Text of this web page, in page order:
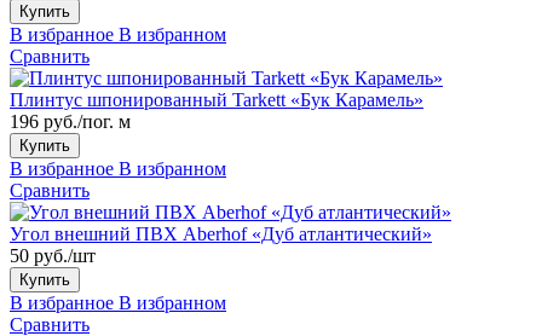
Купить
В избранное В избранном
Сравнить
Плинтус шпонированный Tarkett «Бук Карамель»
196 руб./пог. м
Купить
В избранное В избранном
Сравнить
Угол внешний ПВХ Aberhof «Дуб атлантический»
50 руб./шт
Купить
В избранное В избранном
Сравнить